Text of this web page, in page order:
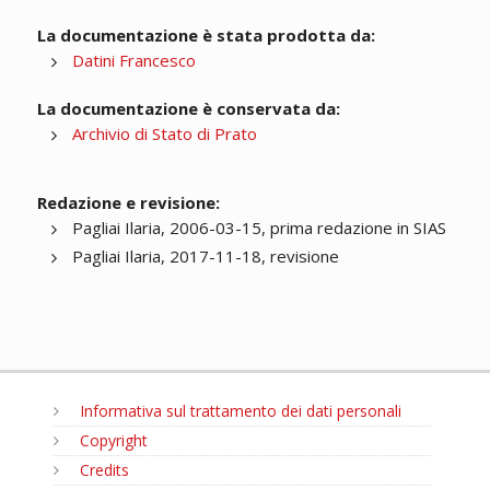
La documentazione è stata prodotta da:
Datini Francesco
La documentazione è conservata da:
Archivio di Stato di Prato
Redazione e revisione:
Pagliai Ilaria, 2006-03-15, prima redazione in SIAS
Pagliai Ilaria, 2017-11-18, revisione
Informativa sul trattamento dei dati personali
Copyright
Credits